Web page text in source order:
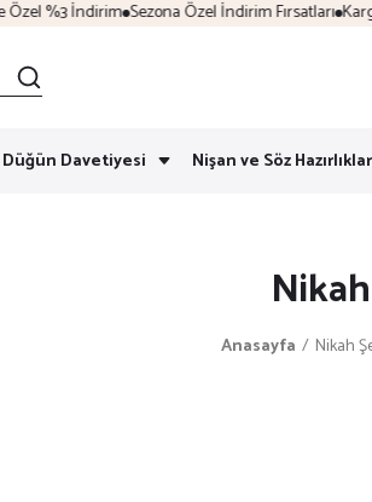
%3 İndirim Sezona Özel İndirim Fırsatları Kargo
Düğün Davetiyesi Nişan ve Söz
Anasayfa Nikah